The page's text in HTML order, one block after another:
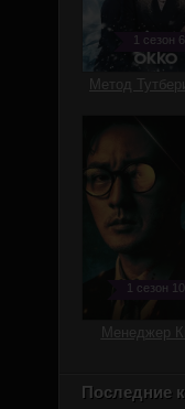
1 сезон
Метод
1 сезон
Менеджер
Последние